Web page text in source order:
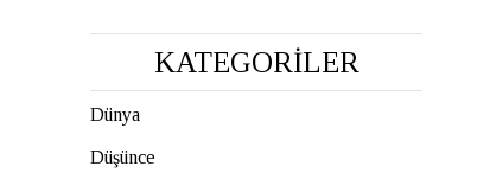
KATEGORİLER
Dünya
Düşünce